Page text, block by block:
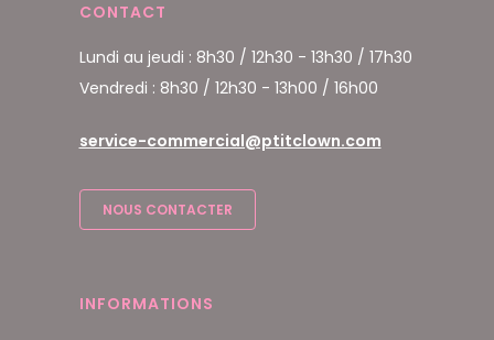
CONTACT
Lundi au jeudi : 8h30 / 12h30 - 13h30 / 17h30
Vendredi : 8h30 / 12h30 - 13h00 / 16h00
service-commercial@ptitclown.com
NOUS CONTACTER
INFORMATIONS